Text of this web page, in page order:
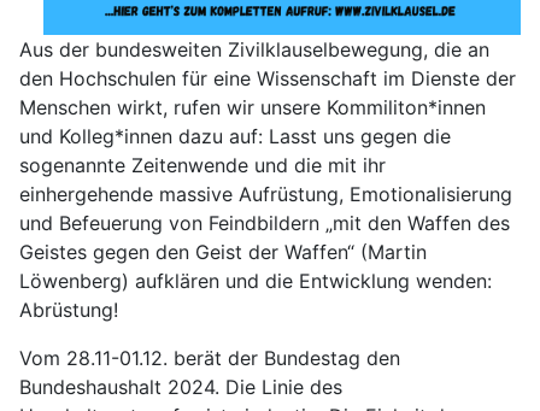
Aus der bundesweiten Zivilklauselbewegung, die an
den Hochschulen für eine Wissenschaft im Dienste der
Menschen wirkt, rufen wir unsere Kommiliton*innen
und Kolleg*innen dazu auf: Lasst uns gegen die
sogenannte Zeitenwende und die mit ihr
einhergehende massive Aufrüstung, Emotionalisierung
und Befeuerung von Feindbildern „mit den Waffen des
Geistes gegen den Geist der Waffen“ (Martin
Löwenberg) aufklären und die Entwicklung wenden:
Abrüstung!
Vom 28.11-01.12. berät der Bundestag den
Bundeshaushalt 2024. Die Linie des